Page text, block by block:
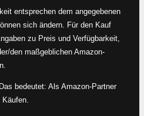
entsprechen dem angegebenen
sich ändern. Für den Kauf
zu Preis und Verfügbarkeit,
den maßgeblichen Amazon-
bedeutet: Als Amazon-Partner